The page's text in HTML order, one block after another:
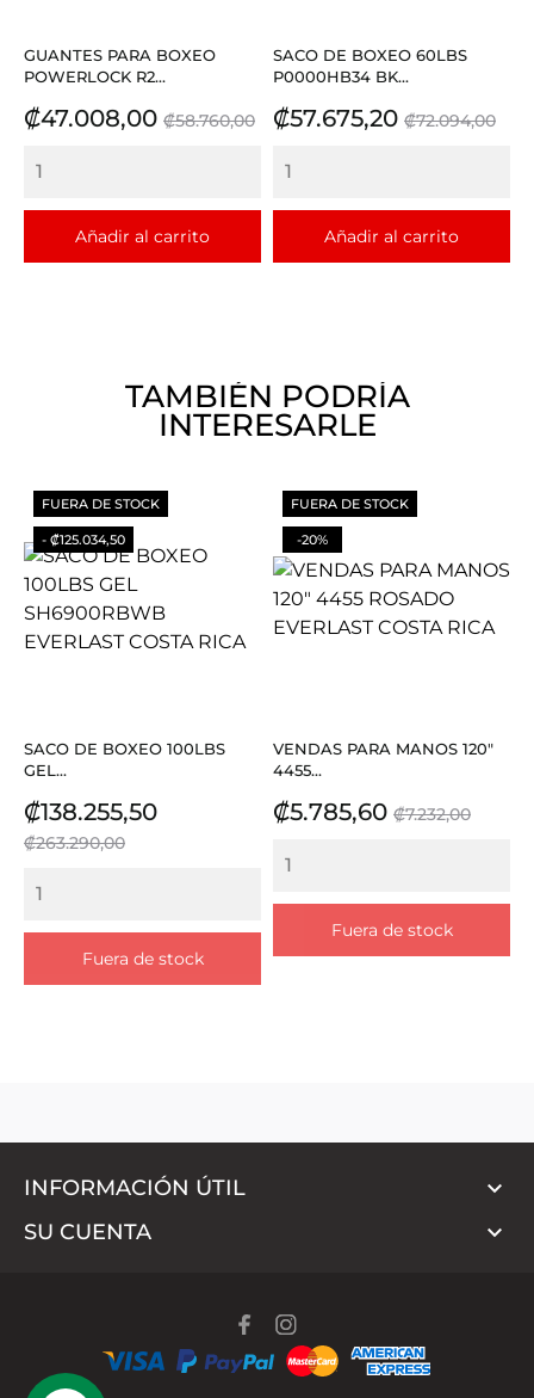
GUANTES PARA BOXEO
POWERLOCK R2...
Precio
₡47.008,00 Precio
₡58.760,00
Añadir al carrito
SACO DE BOXEO 60LBS
P0000HB34 BK...
Precio
₡57.675,20 Precio
₡72.094,00
Añadir al carrito
TAMBIÉN PODRÍA
INTERESARLE
SACO DE BOXEO 100LBS
GEL...
Precio
₡138.255,50Precio
₡263.290,00
Fuera de stock
FUERA DE STOCK
- ₡125.034,50
VENDAS PARA MANOS 120"
4455...
Precio
₡5.785,60 Precio
₡7.232,00
Fuera de stock
FUERA DE STOCK
-20%
INFORMACIÓN ÚTIL 
SU CUENTA 